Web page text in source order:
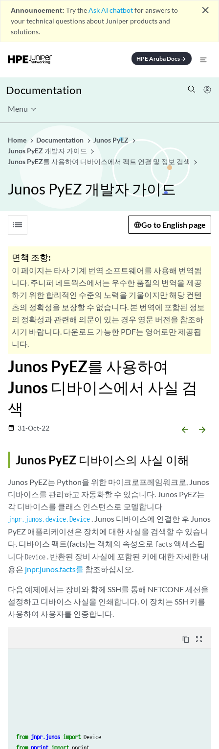
Announcement: Try theAsk AI chatbotfor answers to
your technical questions about Juniper products and
solutions.
close
HPE Aruba Docsarrow_forward
Documentation
Menu
Home Documentation
Junos PyEZ
Junos PyEZ 개발자 가이드
Junos PyEZ를 사용하여 디바이스에서 팩트 연결 및 정보 검색
Junos PyEZ 개발자 가이드
list Go to English page
면책 조항:
이 페이지는 타사 기계 번역 소프트웨어를 사용해 번역됩
니다. 주니퍼 네트웍스에서는 우수한 품질의 번역을 제공
하기 위한 합리적인 수준의 노력을 기울이지만 해당 컨텐
츠의 정확성을 보장할 수 없습니다. 본 번역에 포함된 정보
의 정확성과 관련해 의문이 있는 경우 영문 버전을 참조하
시기 바랍니다. 다운로드 가능한 PDF는 영어로만 제공됩
니다.
Junos PyEZ를 사용하여
Junos 디바이스에서 사실 검
색
date_range 31-Oct-22 arrow_backward arrow_forward
Junos PyEZ 디바이스의 사실 이해
Junos PyEZ는 Python을 위한 마이크로프레임워크로, Junos
디바이스를 관리하고 자동화할 수 있습니다. Junos PyEZ는
각 디바이스를 클래스 인스턴스로 모델합니다
jnpr.junos.device.Device . Junos 디바이스에 연결한 후 Junos
PyEZ 애플리케이션은 장치에 대한 사실을 검색할 수 있습니
다. 디바이스 팩트(facts)는 객체의 속성으로 facts 액세스됩
니다Device . 반환된 장비 사실에 포함된 키에 대한 자세한 내
용은 jnpr.junos.facts를 참조하십시오.
다음 예제에서는 장비와 함께 SSH를 통해 NETCONF 세션을
설정하고 디바이스 사실을 인쇄합니다. 이 장치는 SSH 키를
사용하여 사용자를 인증합니다.
content_copy zoom_out_map
from jnpr.junos import Device